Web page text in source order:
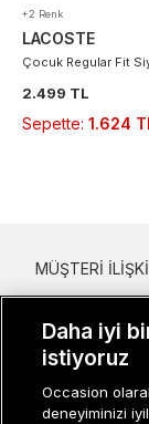
+2 Renk
LACOSTE
Çocuk Regular Fit
2.499 TL
Sepette: 1.624
MÜŞTERI
KADIN
GRUP
Daha iyi
istiyoruz
Occasion
deneyiminizi